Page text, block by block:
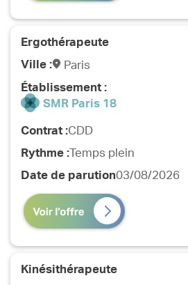
Ergothérapeute
Ville :
Paris
Établissement :
SMR Paris 18
Contrat :CDD
Rythme :Temps plein
Date de parution03/08/2026
Kinésithérapeute